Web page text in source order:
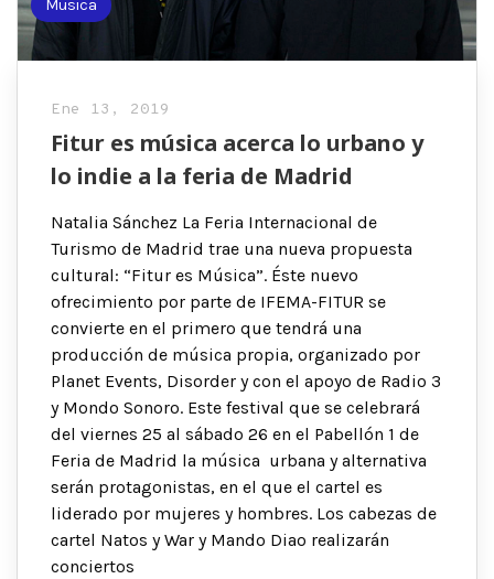
Musica
Ene 13, 2019
Fitur es música acerca lo urbano y
lo indie a la feria de Madrid
Natalia Sánchez La Feria Internacional de
Turismo de Madrid trae una nueva propuesta
cultural: “Fitur es Música”. Éste nuevo
ofrecimiento por parte de IFEMA-FITUR se
convierte en el primero que tendrá una
producción de música propia, organizado por
Planet Events, Disorder y con el apoyo de Radio 3
y Mondo Sonoro. Este festival que se celebrará
del viernes 25 al sábado 26 en el Pabellón 1 de
Feria de Madrid la música urbana y alternativa
serán protagonistas, en el que el cartel es
liderado por mujeres y hombres. Los cabezas de
cartel Natos y War y Mando Diao realizarán
conciertos